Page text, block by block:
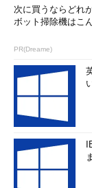
次に買うならどれ
ボット掃除機はこ
PR(Dreame)